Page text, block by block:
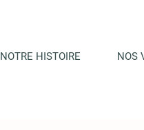
NOTRE HISTOIRE NOS